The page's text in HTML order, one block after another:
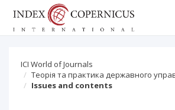
ICI World of Journals
Теорія та практика державного
Issues and contents